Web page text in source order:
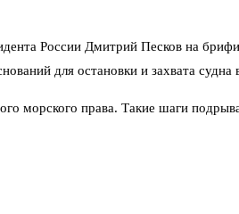
России Дмитрий Песков на
для остановки и захвата судна
морского права. Такие шаги